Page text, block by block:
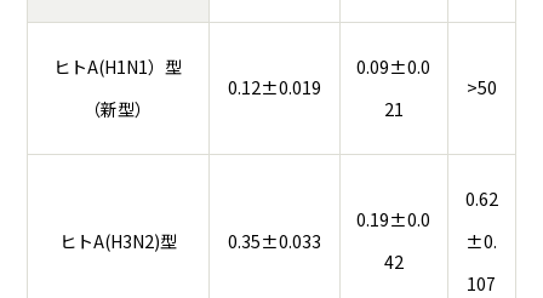
ヒトA(H1N1）型
（新型）
0.12±0.019
0.09±0.0
21
>50
ヒトA(H3N2)型 0.35±0.033
0.19±0.0
42
0.62
±0.
107